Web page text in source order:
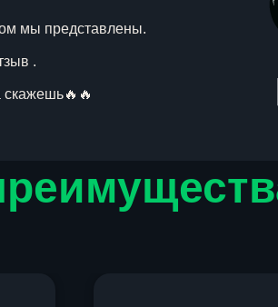
мы представлены.
.
скажешь🔥🔥